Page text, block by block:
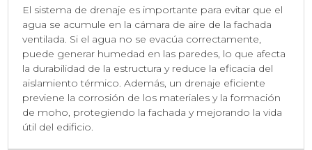
El sistema de drenaje es importante para evitar que el
agua se acumule en la cámara de aire de la fachada
ventilada. Si el agua no se evacúa correctamente,
puede generar humedad en las paredes, lo que afecta
la durabilidad de la estructura y reduce la eficacia del
aislamiento térmico. Además, un drenaje eficiente
previene la corrosión de los materiales y la formación
de moho, protegiendo la fachada y mejorando la vida
útil del edificio.